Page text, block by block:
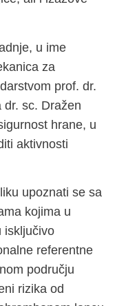
u ime
za
prof. dr.
sc. Dražen
hrane, u
aktivnosti
upoznati se sa
kojima u
isključivo
referentne
području
rizika od